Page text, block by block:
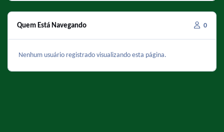
Quem Está Navegando 0
Nenhum usuário registrado visualizando esta página.